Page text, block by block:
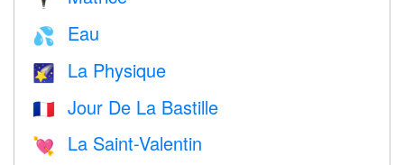
💦 Eau
🌠 La Physique
🇫🇷 Jour De La Bastille
💘 La Saint-Valentin